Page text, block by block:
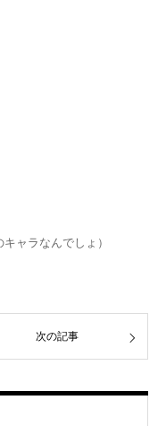
ャラなんでしょ）
次の記事